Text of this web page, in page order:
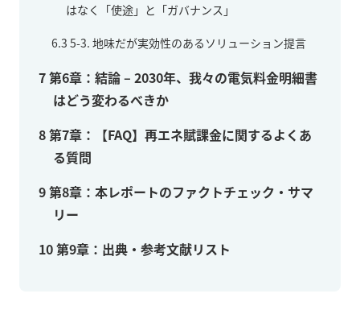
はなく「使途」と「ガバナンス」
6.3 5-3. 地味だが実効性のあるソリューション提言
7第6章：結論 – 2030年、我々の電気料金明細書
はどう変わるべきか
8第7章：【FAQ】再エネ賦課金に関するよくあ
る質問
9第8章：本レポートのファクトチェック・サマ
リー
10第9章：出典・参考文献リスト